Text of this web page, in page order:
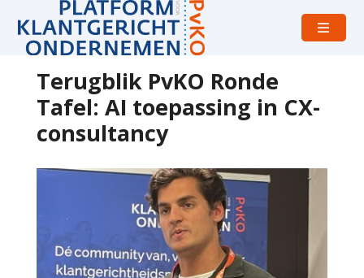
Open
Terugblik PvKO Ronde
Tafel: AI toepassing in CX-
consultancy